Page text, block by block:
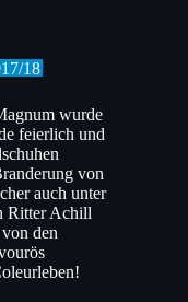
18
wurde
feierlich und
von
auch unter
Ritter Achill
den